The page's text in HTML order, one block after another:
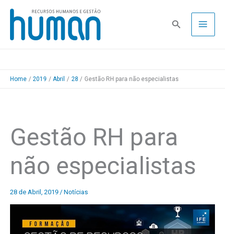
Skip
content
Pesquisa
Home 2019 Abril 28 Gestão RH para não especialistas
Gestão RH para
não especialistas
28 de Abril, 2019 / Notícias